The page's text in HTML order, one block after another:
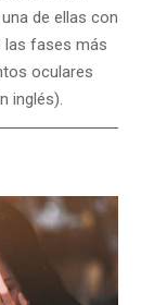
de ellas con
las fases más
oculares
inglés).